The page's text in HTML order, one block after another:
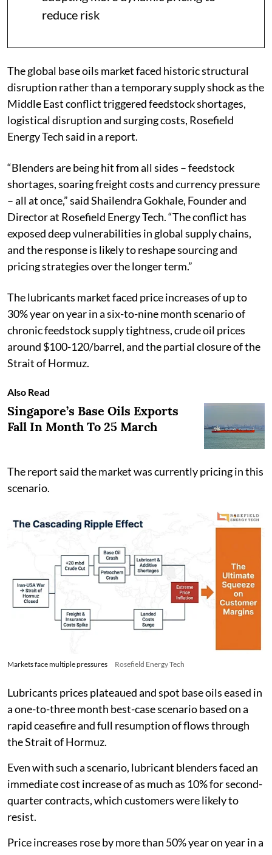
reduce risk
The global base oils market faced historic structural
disruption rather than a temporary supply shock as the
Middle East conflict triggered feedstock shortages,
logistical disruption and surging costs, Rosefield
Energy Tech said in a report.
“Blenders are being hit from all sides – feedstock
shortages, soaring freight costs and currency pressure
– all at once,” said Shailendra Gokhale, Founder and
Director at Rosefield Energy Tech. “The conflict has
exposed deep vulnerabilities in global supply chains,
and the response is likely to reshape sourcing and
pricing strategies over the longer term.”
The lubricants market faced price increases of up to
30% year on year in a six-to-nine month scenario of
chronic feedstock supply tightness, crude oil prices
around $100-120/barrel, and the partial closure of the
Strait of Hormuz.
Also Read
Singapore’s Base Oils Exports
Fall In Month To 25 March
The report said the market was currently pricing in this
scenario.
Markets face multiple pressures Rosefield Energy Tech
Lubricants prices plateaued and spot base oils eased in
a one-to-three month best-case scenario based on a
rapid ceasefire and full resumption of flows through
the Strait of Hormuz.
Even with such a scenario, lubricant blenders faced an
immediate cost increase of as much as 10% for second-
quarter contracts, which customers were likely to
resist.
Price increases rose by more than 50% year on year in a